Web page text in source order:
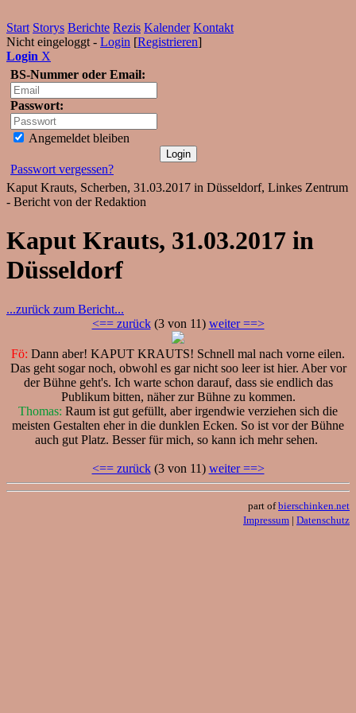
Start Storys Berichte Rezis Kalender Kontakt
Nicht eingeloggt - Login [Registrieren]
Login X
BS-Nummer oder Email:
Passwort:
Angemeldet bleiben
Passwort vergessen?
Kaput Krauts, Scherben, 31.03.2017 in Düsseldorf, Linkes Zentrum
- Bericht von der Redaktion
Kaput Krauts, 31.03.2017 in
Düsseldorf
...zurück zum Bericht...
<== zurück(3 von 11) weiter ==>
Fö: Dann aber! KAPUT KRAUTS! Schnell mal nach vorne eilen.
Das geht sogar noch, obwohl es gar nicht soo leer ist hier. Aber vor
der Bühne geht's. Ich warte schon darauf, dass sie endlich das
Publikum bitten, näher zur Bühne zu kommen.
Thomas: Raum ist gut gefüllt, aber irgendwie verziehen sich die
meisten Gestalten eher in die dunklen Ecken. So ist vor der Bühne
auch gut Platz. Besser für mich, so kann ich mehr sehen.
<== zurück(3 von 11) weiter ==>
part ofbierschinken.net
Impressum | Datenschutz